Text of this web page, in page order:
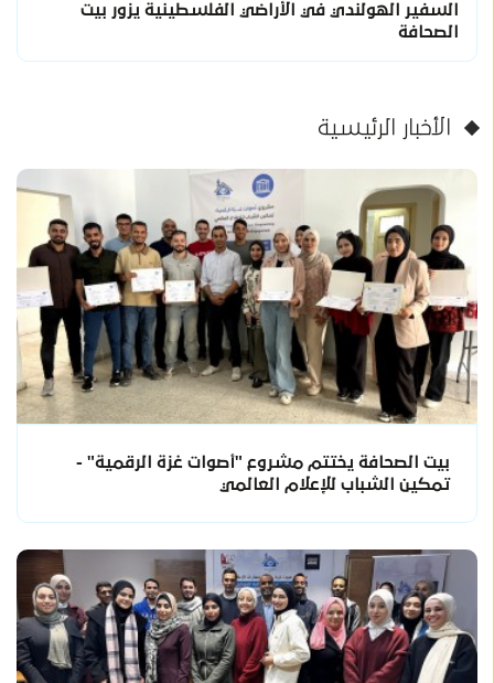
السفير الهولندي في الأراضي الفلسطينية يزور بيت
الصحافة
الأخبار الرئيسية
بيت الصحافة يختتم مشروع "أصوات غزة الرقمية" -
تمكين الشباب للإعلام العالمي